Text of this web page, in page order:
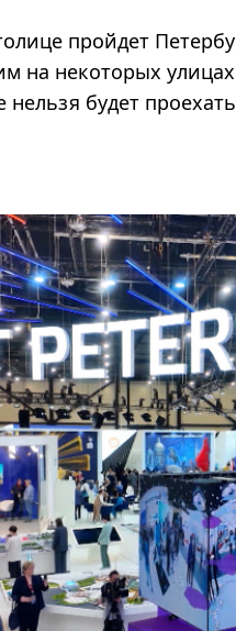
пройдет
на некоторых
нельзя будет